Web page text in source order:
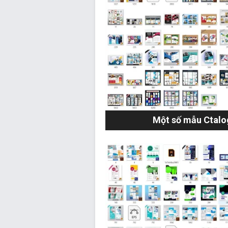
Một số mẫu